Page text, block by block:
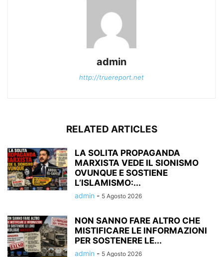
admin
http://truereport.net
RELATED ARTICLES
LA SOLITA PROPAGANDA
MARXISTA VEDE IL SIONISMO
OVUNQUE E SOSTIENE
L’ISLAMISMO:...
admin - 5 Agosto 2026
NON SANNO FARE ALTRO CHE
MISTIFICARE LE INFORMAZIONI
PER SOSTENERE LE...
admin - 5 Agosto 2026